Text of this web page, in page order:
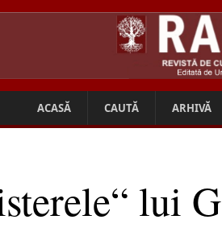
ACASĂ CAUTĂ ARHIVĂ
lui